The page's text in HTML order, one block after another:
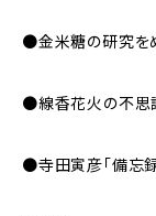
●金米糖の研究をめ
●線香花火の不思
●寺田寅彦「備忘